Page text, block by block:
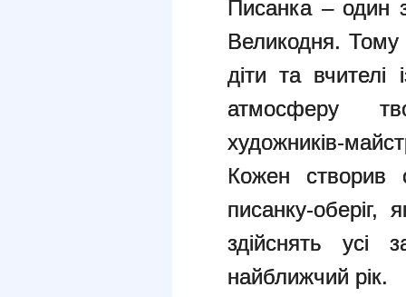
Писанка – один
Великодня. Тому
діти та вчителі
атмосферу
художників-
Кожен створив
писанку-оберіг,
здійснять усі
найближчий рік.